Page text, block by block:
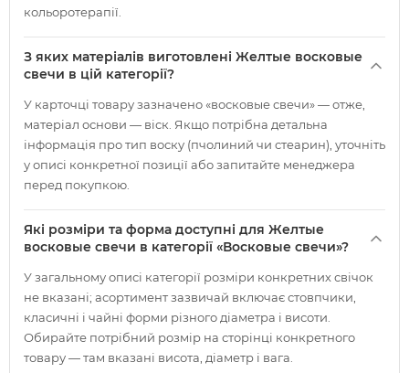
кольоротерапії.
З яких матеріалів виготовлені Желтые восковые
свечи в цій категорії?
У карточці товару зазначено «восковые свечи» — отже,
матеріал основи — віск. Якщо потрібна детальна
інформація про тип воску (пчолиний чи стеарин), уточніть
у описі конкретної позиції або запитайте менеджера
перед покупкою.
Які розміри та форма доступні для Желтые
восковые свечи в категорії «Восковые свечи»?
У загальному описі категорії розміри конкретних свічок
не вказані; асортимент зазвичай включає стовпчики,
класичні і чайні форми різного діаметра і висоти.
Обирайте потрібний розмір на сторінці конкретного
товару — там вказані висота, діаметр і вага.